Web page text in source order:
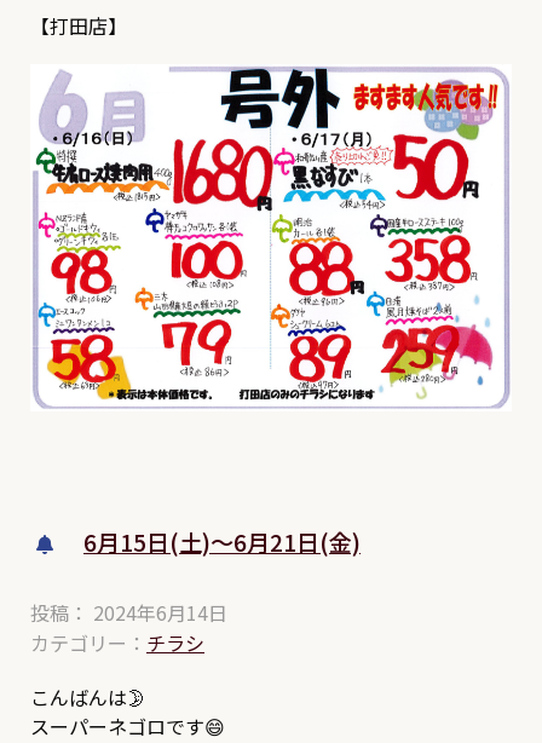
【打田店】
6月15日(土)～6月21日(金)
投稿： 2024年6月14日
カテゴリー： チラシ
こんばんは🌛
スーパーネゴロです😄